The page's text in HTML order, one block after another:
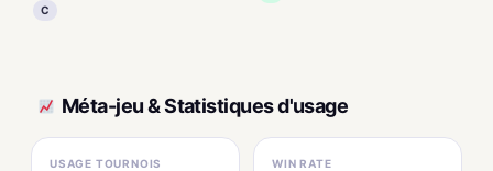
C
Méta-jeu & Statistiques d'usage
USAGE TOURNOIS WIN RATE